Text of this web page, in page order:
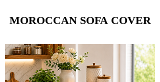
MOROCCAN SOFA COVER
MOROCCAN SOFA COVER